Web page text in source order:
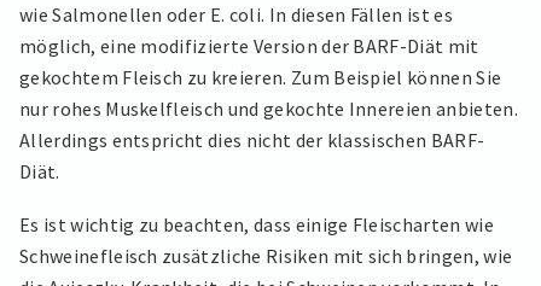
wie Salmonellen oder E. coli. In diesen Fällen ist es
möglich, eine modifizierte Version der BARF-Diät mit
gekochtem Fleisch zu kreieren. Zum Beispiel können Sie
nur rohes Muskelfleisch und gekochte Innereien anbieten.
Allerdings entspricht dies nicht der klassischen BARF-
Diät.
Es ist wichtig zu beachten, dass einige Fleischarten wie
Schweinefleisch zusätzliche Risiken mit sich bringen, wie